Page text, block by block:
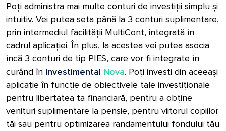
Poți administra mai multe conturi de investiții simplu și
intuitiv. Vei putea seta până la 3 conturi suplimentare,
prin intermediul facilității MultiCont, integrată în
cadrul aplicației. În plus, la acestea vei putea asocia
încă 3 conturi de tip PIES, care vor fi integrate în
curând în Investimental Nova. Poți investi din aceeași
aplicație în funcție de obiectivele tale investiționale
pentru libertatea ta financiară, pentru a obține
venituri suplimentare la pensie, pentru viitorul copiilor
tăi sau pentru optimizarea randamentului fondului tău